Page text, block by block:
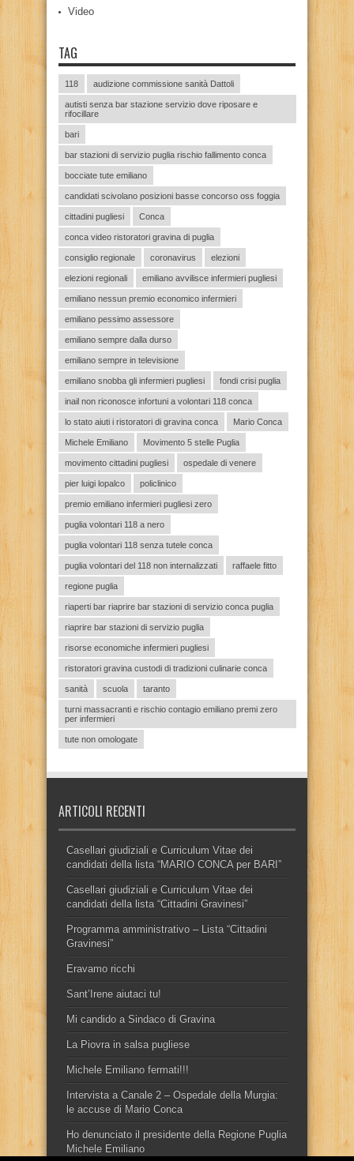
Video
TAG
118 audizione commissione sanità Dattoli
autisti senza bar stazione servizio dove riposare e
rifocillare
bari
bar stazioni di servizio puglia rischio fallimento conca
bocciate tute emiliano
candidati scivolano posizioni basse concorso oss foggia
cittadini pugliesi Conca
conca video ristoratori gravina di puglia
consiglio regionale coronavirus elezioni
elezioni regionali emiliano avvilisce infermieri pugliesi
emiliano nessun premio economico infermieri
emiliano pessimo assessore
emiliano sempre dalla durso
emiliano sempre in televisione
emiliano snobba gli infermieri pugliesi fondi crisi puglia
inail non riconosce infortuni a volontari 118 conca
lo stato aiuti i ristoratori di gravina conca Mario Conca
Michele Emiliano Movimento 5 stelle Puglia
movimento cittadini pugliesi ospedale di venere
pier luigi lopalco policlinico
premio emiliano infermieri pugliesi zero
puglia volontari 118 a nero
puglia volontari 118 senza tutele conca
puglia volontari del 118 non internalizzati raffaele fitto
regione puglia
riaperti bar riaprire bar stazioni di servizio conca puglia
riaprire bar stazioni di servizio puglia
risorse economiche infermieri pugliesi
ristoratori gravina custodi di tradizioni culinarie conca
sanità scuola taranto
turni massacranti e rischio contagio emiliano premi zero
per infermieri
tute non omologate
ARTICOLI RECENTI
Casellari giudiziali e Curriculum Vitae dei
candidati della lista “MARIO CONCA per BARI”
Casellari giudiziali e Curriculum Vitae dei
candidati della lista “Cittadini Gravinesi”
Programma amministrativo – Lista “Cittadini
Gravinesi”
Eravamo ricchi
Sant’Irene aiutaci tu!
Mi candido a Sindaco di Gravina
La Piovra in salsa pugliese
Michele Emiliano fermati!!!
Intervista a Canale 2 – Ospedale della Murgia:
le accuse di Mario Conca
Ho denunciato il presidente della Regione Puglia
Michele Emiliano